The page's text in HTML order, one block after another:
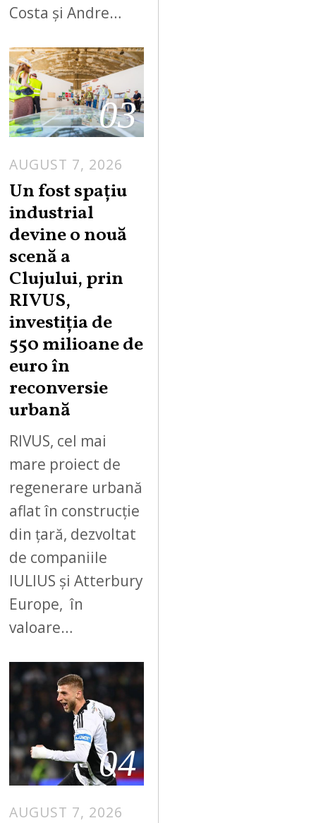
Costa și Andre…
03
AUGUST 7, 2026
Un fost spațiu
industrial
devine o nouă
scenă a
Clujului, prin
RIVUS,
investiția de
550 milioane de
euro în
reconversie
urbană
RIVUS, cel mai
mare proiect de
regenerare urbană
aflat în construcție
din țară, dezvoltat
de companiile
IULIUS și Atterbury
Europe, în
valoare…
04
AUGUST 7, 2026